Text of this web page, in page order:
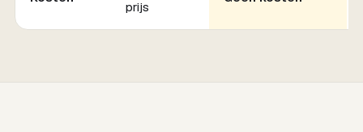
prijs